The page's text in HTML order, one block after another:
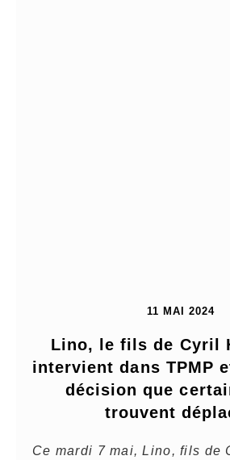
11 MAI 2024
Lino, le fils de Cyril
intervient dans TPMP
décision que
trouvent
Ce mardi 7 mai, Lino, fils de